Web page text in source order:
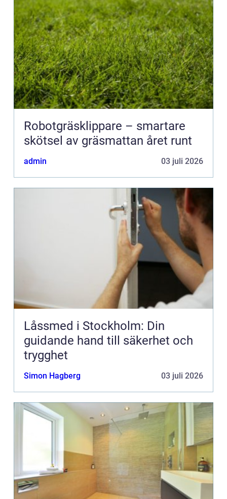
Robotgräsklippare – smartare
skötsel av gräsmattan året runt
admin 03 juli 2026
Låssmed i Stockholm: Din
guidande hand till säkerhet och
trygghet
Simon Hagberg 03 juli 2026